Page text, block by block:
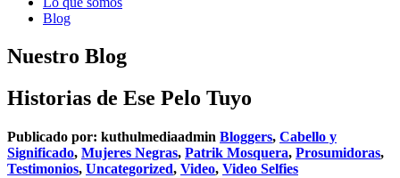
Blog
Nuestro Blog
Historias de Ese Pelo Tuyo
Publicado por: kuthulmediaadmin Bloggers, Cabello y
Significado, Mujeres Negras, Patrik Mosquera, Prosumidoras,
Testimonios, Uncategorized, Video, Video Selfies